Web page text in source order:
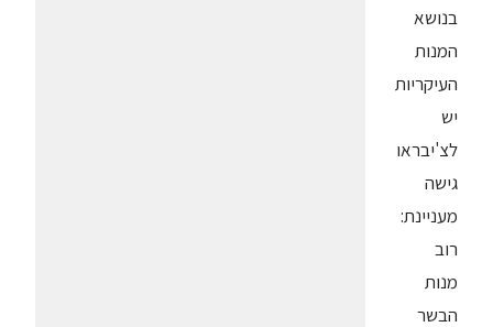
בנושא
המנות
העיקריות
יש
לצ'יבראו
גישה
מעניינת:
רוב
מנות
הבשר